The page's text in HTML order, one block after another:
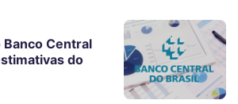
Banco Central
do